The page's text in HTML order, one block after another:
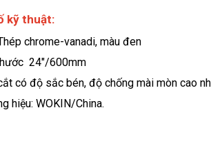
kỹ thuật:
chrome-vanadi, màu đen
24"/600mm
có độ sắc bén, độ chống mài mòn cao
hiệu: WOKIN/China.